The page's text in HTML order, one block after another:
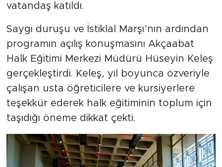
vatandaş katıldı.
Saygı duruşu ve İstiklal Marşı’nın ardından
programın açılış konuşmasını Akçaabat
Halk Eğitimi Merkezi Müdürü Hüseyin Keleş
gerçekleştirdi. Keleş, yıl boyunca özveriyle
çalışan usta öğreticilere ve kursiyerlere
teşekkür ederek halk eğitiminin toplum için
taşıdığı öneme dikkat çekti.